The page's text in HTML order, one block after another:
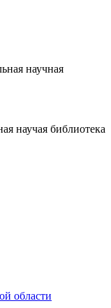
научная
научая библиотека
области